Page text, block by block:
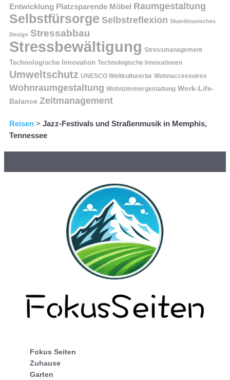
Entwicklung Platzsparende Möbel Raumgestaltung
Selbstfürsorge Selbstreflexion Skandinavisches
Design Stressabbau
Stressbewältigung Stressmanagement
Technologische Innovation Technologische Innovationen
Umweltschutz UNESCO Weltkulturerbe Wohnaccessoires
Wohnraumgestaltung Wohnzimmergestaltung Work-Life-
Balance Zeitmanagement
Reisen > Jazz-Festivals und Straßenmusik in Memphis,
Tennessee
Fokus Seiten
Zuhause
Garten